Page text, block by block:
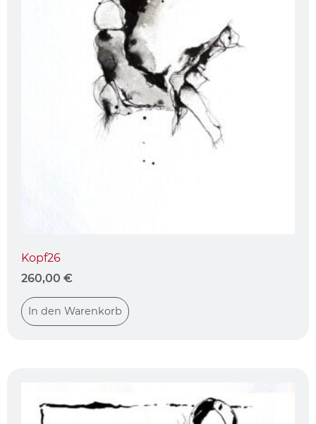
Kopf26
260,00 €
In den Warenkorb